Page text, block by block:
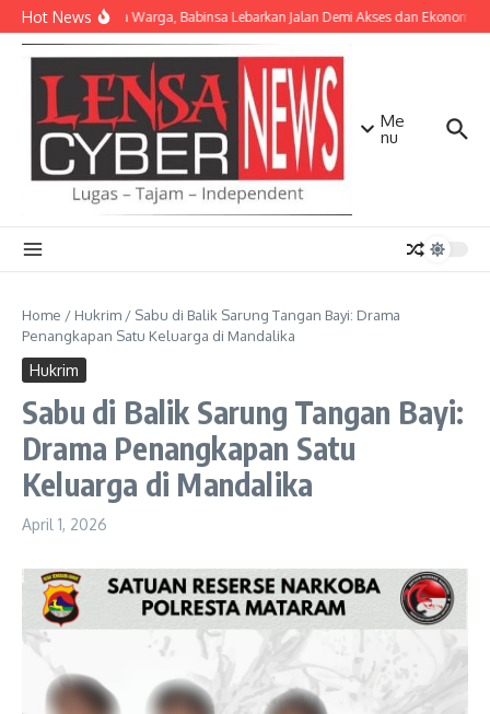
Lewati ke konten
Hot NewsBersama Warga, Babinsa Lebarkan Jalan Demi Akses dan Ekonomi
Me
nu
Home / Hukrim / Sabu di Balik Sarung Tangan Bayi: Drama
Penangkapan Satu Keluarga di Mandalika
Hukrim
Sabu di Balik Sarung Tangan Bayi:
Drama Penangkapan Satu
Keluarga di Mandalika
April 1, 2026